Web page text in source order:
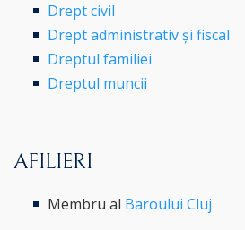
Drept civil
Drept administrativ și fiscal
Dreptul familiei
Dreptul muncii
AFILIERI
Membru al Baroului Cluj